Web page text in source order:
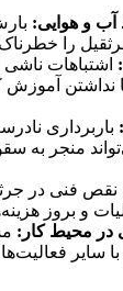
و هوایی:
را
اشتباهات
نداشتن آموزش
باربرداری
منجر به
نقص فنی در
و بروز
در محیط کار:
سایر